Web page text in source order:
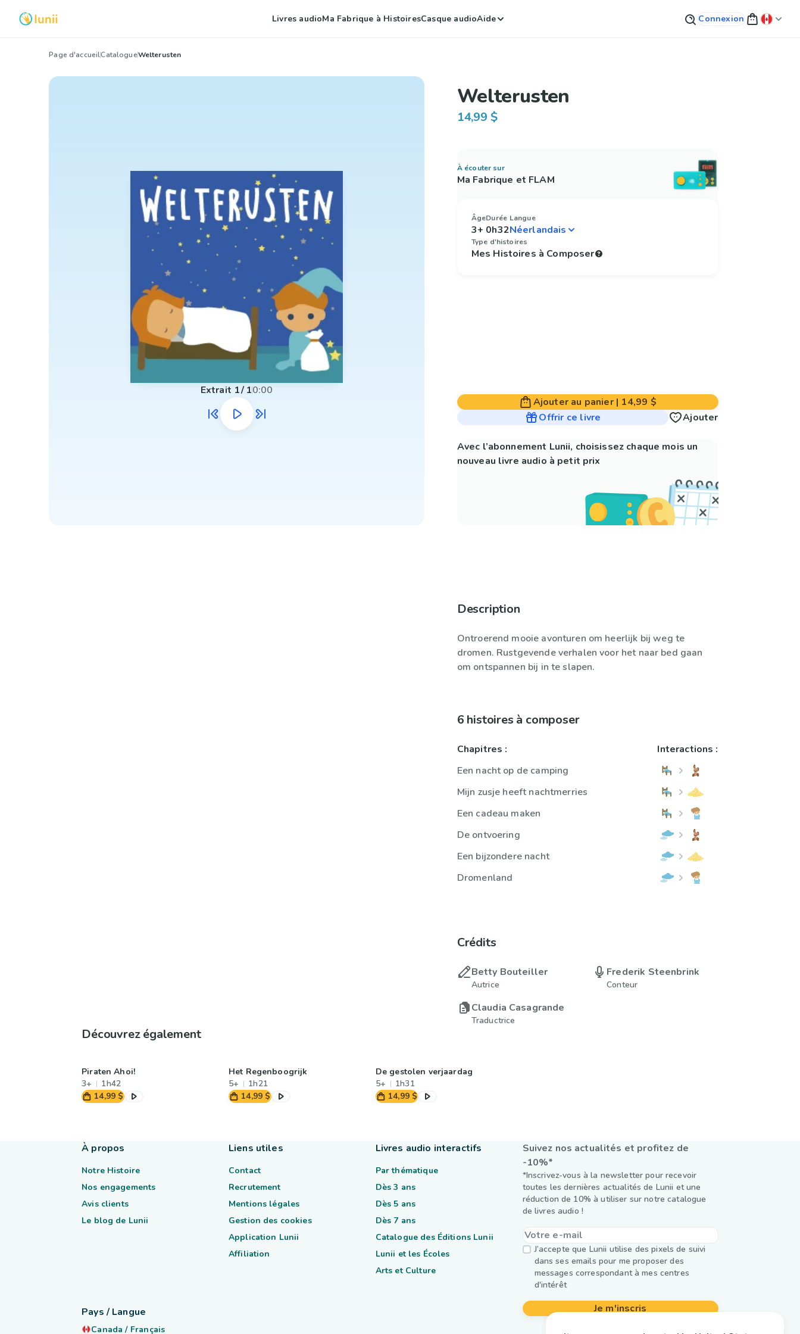
Livres audioMa Fabrique à HistoiresCasque audioAide Connexion
Page d'accueilCatalogueWelterusten
Extrait 1/ 10:00
Welterusten
14,99 $
À écouter sur
Ma Fabrique et FLAM
Âge
3+
Durée
0h32
Langue
Type d'histoires
Mes Histoires à Composer
Ajouter au panier| 14,99 $
Offrir ce livre
Ajouter
Avec l’abonnement Lunii, choisissez chaque mois un
nouveau livre audio à petit prix
Description
Ontroerend mooie avonturen om heerlijk bij weg te
dromen. Rustgevende verhalen voor het naar bed gaan
om ontspannen bij in te slapen.
6 histoires à composer
Chapitres :
Een nacht op de camping
Mijn zusje heeft nachtmerries
Een cadeau maken
De ontvoering
Een bijzondere nacht
Dromenland
Interactions :
Crédits
Betty Bouteiller
Autrice
Frederik Steenbrink
Conteur
Claudia Casagrande
Traductrice
Découvrez également
Piraten Ahoi!
3+
1h42
14,99 $
Het Regenboogrijk
5+
1h21
14,99 $
De gestolen verjaardag
5+
1h31
14,99 $
Suivez nos actualités et profitez de
-10%*
*Inscrivez-vous à la newsletter pour recevoir
toutes les dernières actualités de Lunii et une
réduction de 10% à utiliser sur notre catalogue
de livres audio !
J’accepte que Lunii utilise des pixels de suivi
dans ses emails pour me proposer des
messages correspondant à mes centres
d'intérêt
Je m'inscris
À propos
Notre Histoire
Nos engagements
Avis clients
Le blog de Lunii
Liens utiles
Contact
Recrutement
Mentions légales
Gestion des cookies
Application Lunii
Affiliation
Livres audio interactifs
Par thématique
Dès 3 ans
Dès 5 ans
Dès 7 ans
Catalogue des Éditions Lunii
Lunii et les Écoles
Arts et Culture
Pays / Langue
Canada / Français